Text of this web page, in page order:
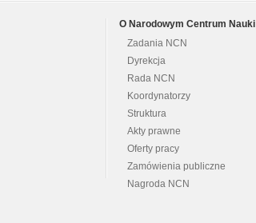
O Narodowym Centrum Nauki
Zadania NCN
Dyrekcja
Rada NCN
Koordynatorzy
Struktura
Akty prawne
Oferty pracy
Zamówienia publiczne
Nagroda NCN